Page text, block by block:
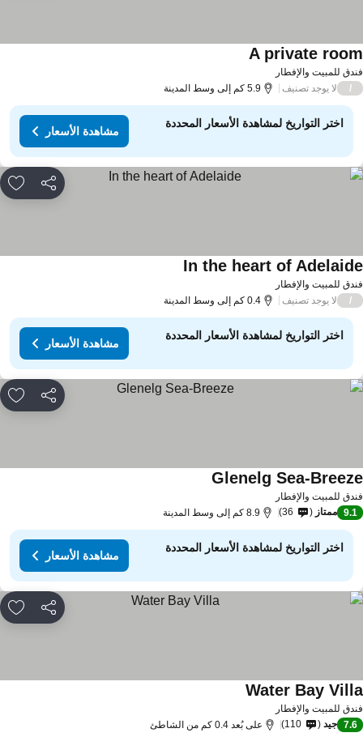
للمبيت والإفطار
A private
لا يوجد تصنيف 5.9 كم إلى وسط المدينة
اختر التواريخ لمشاهدة الأسعار المحددة
مشاهدة الأسعار
مشاركة
للمبيت والإفطار
In the heart of
لا يوجد تصنيف 0.4 كم إلى وسط المدينة
اختر التواريخ لمشاهدة الأسعار المحددة
مشاهدة الأسعار
مشاركة
للمبيت والإفطار
Glenelg Sea-
9.1 ممتاز 36 8.9 كم إلى وسط المدينة
اختر التواريخ لمشاهدة الأسعار المحددة
مشاهدة الأسعار
مشاركة
للمبيت والإفطار
Water Bay
7.6 جيد 110 على بُعد 0.4 كم من الشاطئ